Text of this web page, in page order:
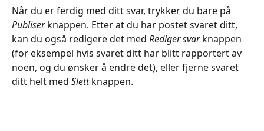
Når du er ferdig med ditt svar, trykker du bare på
Publiser knappen. Etter at du har postet svaret ditt,
kan du også redigere det med Rediger svar knappen
(for eksempel hvis svaret ditt har blitt rapportert av
noen, og du ønsker å endre det), eller fjerne svaret
ditt helt med Slett knappen.